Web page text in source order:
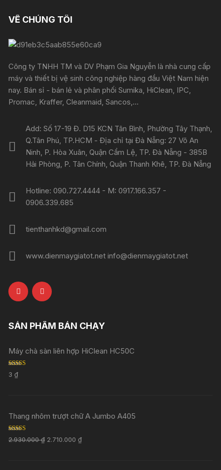
VỀ CHÚNG TÔI
Công ty TNHH TM và DV Phạm Gia Nguyễn là nhà cung cấp
máy và thiết bị vệ sinh công nghiệp hàng đầu Việt Nam hiện
nay. Bán sỉ - bán lẻ và phân phối Sumika, HiClean, IPC,
Promac, Kraffer, Cleanmaid, Sancos,...
Add: Số 17-19 Đ. D15 KCN Tân Bình, Phường Tây Thạnh,
Q.Tân Phú, TP.HCM - Địa chỉ tại Đà Nẵng: 27 Võ An
Ninh, P. Hòa Xuân, Quận Cẩm Lệ, TP. Đà Nẵng - 385B
Hải Phòng, P. Tân Chính, Quận Thanh Khê, TP. Đà Nẵng
Hotline: 090.727.4444 - M: 0917.166.357 -
0906.339.685
tienthanhkd@gmail.com
www.dienmaygiatot.net info@dienmaygiatot.net
SẢN PHẨM BÁN CHẠY
Máy chà sàn liên hợp HiClean HC50C
Rated
out of 5
3₫
Thang nhôm trượt chữ A Jumbo A405
Rated 5.00
out of 5
2.930.000₫ 2.710.000₫